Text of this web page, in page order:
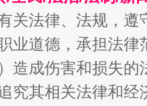
不息 一
关法律、法规，
业道德，承担法
造成伤害和损失
究其相关法律和